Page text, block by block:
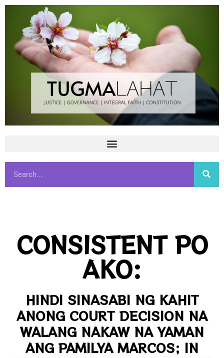
CONSISTENT PO
AKO:
HINDI SINASABI NG KAHIT
ANONG COURT DECISION NA
WALANG NAKAW NA YAMAN
ANG PAMILYA MARCOS; IN